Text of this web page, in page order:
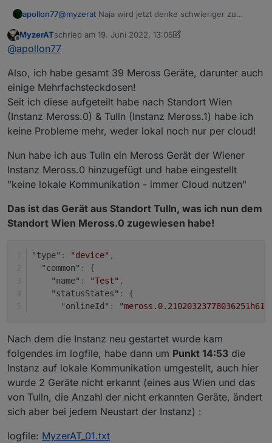
apollon77@myzerat Naja wird jetzt denke schwieriger zu
Also auf GitHub ist neue Version (Versionsnummer
erstmal die gleiche). die neue Version hat zwei
1.) man kann jetzt pro gerät im State
"localConnection" setzen ob lokal oder Cloud
Instanz nicht lokal nutzen soll (das gewinnt). So
hättest Du mit Deinem Mischsetup für die entfernten
Geräte einfach die lokale Verbindung abschalten
2.) Der Adapter versucht jetzt diesen "Server
unavailable" Fall zu erkennen und einen kompletten
Reinit der MQTT Verbindung zu machen ...
nochmal provozieren kannst ... kannst ja mal
versuchen an einem Standort lokale Connection zu
menge der Geräte bei Dir ... Who knows.
Aber am Ende ist lokal viel besser. Hatte auch beim
Aktionen ... Keine Ahnung was die da kaputt gespielt
haben :-(
Wäre cool wenn du bllt einen Standort bei dir mit der
neuen version mal auf "voll Cloud" laufen lassen
kannst für 1-2 tage oder so ... vllt passierts ja wieder.
... dann kann ich mal schauen das ich es release
Offline
MyzerATschrieb am 19. Juni 2022, 13:05
zuletzt editiert von MyzerAT
@apollon77
Also, ich habe gesamt 39 Meross Geräte, darunter auch
einige Mehrfachsteckdosen!
Seit ich diese aufgeteilt habe nach Standort Wien
(Instanz Meross.0) & Tulln (Instanz Meross.1) habe ich
keine Probleme mehr, weder lokal noch nur per cloud!
Nun habe ich aus Tulln ein Meross Gerät der Wiener
Instanz Meross.0 hinzugefügt und habe eingestellt
"keine lokale Kommunikation - immer Cloud nutzen"
Das ist das Gerät aus Standort Tulln, was ich nun dem
Standort Wien Meross.0 zugewiesen habe!
"type" : "device" ,
"common" :
{
"name" : "Test" ,
"statusStates" :
{
"onlineId" :
Nach dem die Instanz neu gestartet wurde kam
folgendes im logfile, habe dann um Punkt 14:53 die
Instanz auf lokale Kommunikation umgestellt, auch hier
wurde 2 Geräte nicht erkannt (eines aus Wien und das
von Tulln, die Anzahl der nicht erkannten Geräte, ändert
sich aber bei jedem Neustart der Instanz) :
logfile: MyzerAT_01.txt